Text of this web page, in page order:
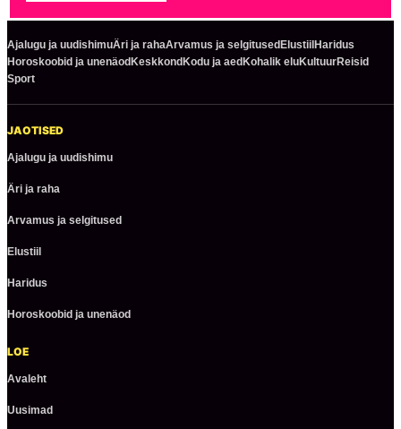
Ajalugu ja uudishimuÄri ja rahaArvamus ja selgitusedElustiilHaridus
Horoskoobid ja unenäodKeskkondKodu ja aedKohalik eluKultuurReisid
Sport
JAOTISED
Ajalugu ja uudishimu
Äri ja raha
Arvamus ja selgitused
Elustiil
Haridus
Horoskoobid ja unenäod
LOE
Avaleht
Uusimad